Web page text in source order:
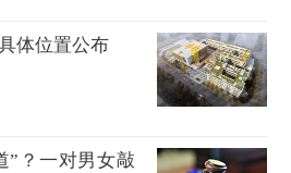
体位置公布
”？一对男女敲